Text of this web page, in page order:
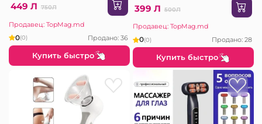
449 Л 750Л
Продавец: TopMag.md
0(0) Продано: 36
Купить быстро
399 Л 500Л
Продавец: TopMag.md
0(0) Продано: 28
Купить быстро